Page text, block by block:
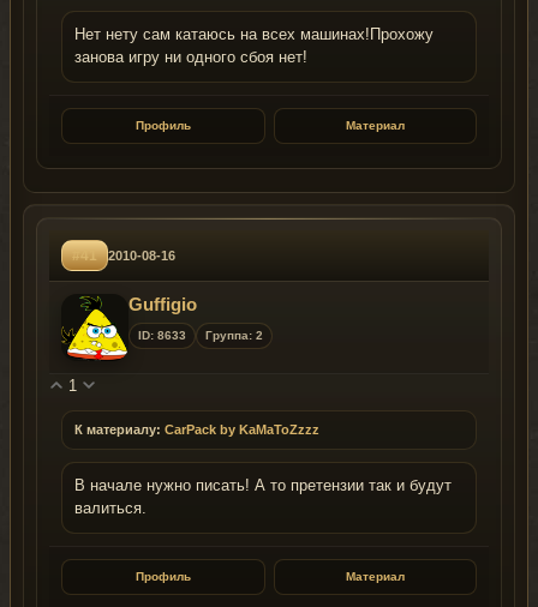
Нет нету сам катаюсь на всех машинах!Прохожу
занова игру ни одного сбоя нет!
Профиль Материал
#41 2010-08-16
Guffigio
ID: 8633 Группа: 2
1
К материалу: CarPack by KaMaToZzzz
В начале нужно писать! А то претензии так и будут
валиться.
Профиль Материал